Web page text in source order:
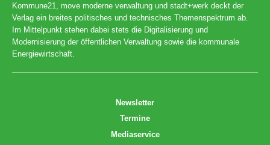
Kommune21, move moderne verwaltung und stadt+werk deckt der
Verlag ein breites politisches und technisches Themenspektrum ab.
Im Mittelpunkt stehen dabei stets die Digitalisierung und
Modernisierung der öffentlichen Verwaltung sowie die kommunale
Energiewirtschaft.
Newsletter
Termine
Mediaservice